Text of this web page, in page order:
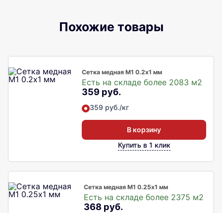
Похожие товары
Сетка медная М1 0.2х1 мм
Есть на складе более 2083 м2
359 руб.
359 руб./кг
В корзину
Купить в 1 клик
Сетка медная М1 0.25х1 мм
Есть на складе более 2375 м2
368 руб.